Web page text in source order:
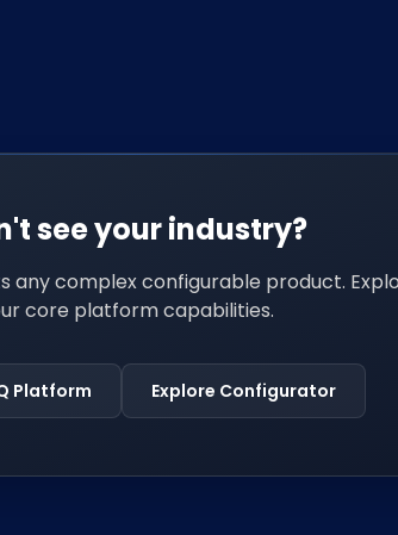
see your industry?
any complex configurable product.
core platform capabilities.
Platform Explore Configurator